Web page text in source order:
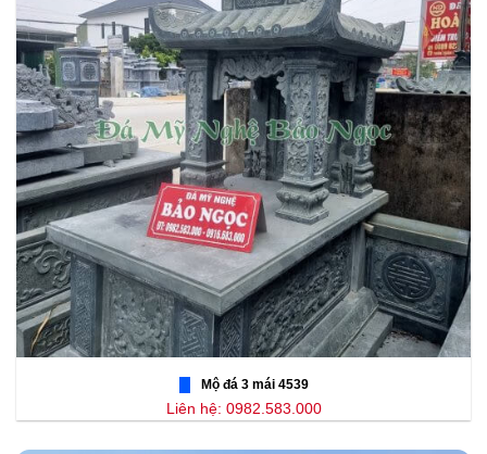
Mộ đá 3 mái 4539
Liên hệ: 0982.583.000